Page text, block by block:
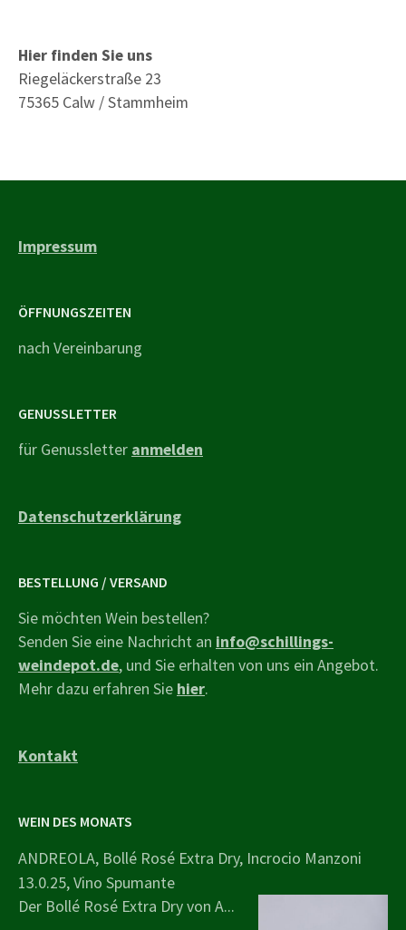
Hier finden Sie uns
Riegeläckerstraße 23
75365 Calw / Stammheim
Impressum
ÖFFNUNGSZEITEN
nach Vereinbarung
GENUSSLETTER
für Genussletter anmelden
Datenschutzerklärung
BESTELLUNG / VERSAND
Sie möchten Wein bestellen?
Senden Sie eine Nachricht an info@schillings-
weindepot.de, und Sie erhalten von uns ein Angebot.
Mehr dazu erfahren Sie hier.
Kontakt
WEIN DES MONATS
ANDREOLA, Bollé Rosé Extra Dry, Incrocio Manzoni
13.0.25, Vino Spumante
Der Bollé Rosé Extra Dry von A...